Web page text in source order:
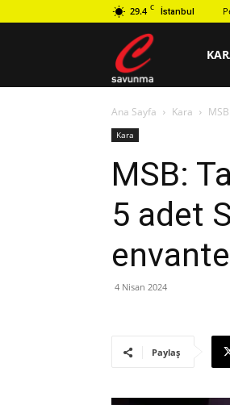
29.4 C İstanbul
savunma
Ana Sayfa Kara
Kara
MSB:
5 adet
4 Nisan 2024
Paylaş